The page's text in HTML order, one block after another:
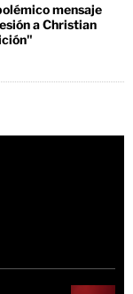
mensaje
a Christian